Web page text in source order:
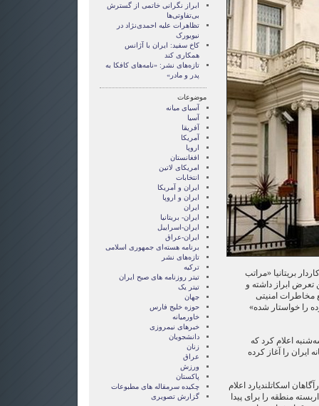
بریتانیا «مراتب
تعرض ابراز داشته و
مخاطرات امنیتی
را خواستار شده»
اعلام کرد که
ایران را آغاز کرده
اسکاتلند‌یارد اعلام
منطقه را برای پیدا
ابراز نگرانی خاتمی از گسترش
بی‌تفاوتی‌ها
تظاهرات علیه احمدی‌نژاد در
نیویورک
کاخ سفید: ایران با آژانس
همکاری کند
تازه‌های نشر: «نامه‌های کافکا به
پدر و مادر»
موضوعات
آسيای ميانه
آسیا
آفریقا
آمریکا
اروپا
افغانستان
امریکای لاتین
انتخابات
ايران و آمريکا
ايران و اروپا
ایران
ایران- بریتانیا
ایران-اسراییل
ایران-عراق
برنامه هسته‌ای جمهوری اسلامی
تازه‌های نشر
ترکیه
تیتر روزنامه های صبح ایران
تیتر یک
جهان
حوزه خلیج فارس
خاورمیانه
خبرهای نیمروزی
دانشجویان
زنان
عراق
ورزش
پاکستان
چکیده سرمقاله های مطبوعات
گزارش تصويری